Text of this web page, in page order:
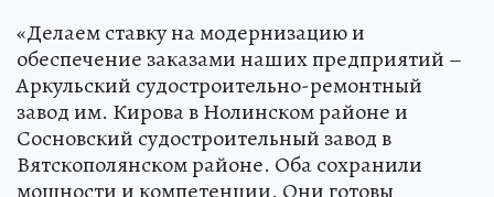
«Делаем ставку на модернизацию и
обеспечение заказами наших предприятий –
Аркульский судостроительно-ремонтный
завод им. Кирова в Нолинском районе и
Сосновский судостроительный завод в
Вятскополянском районе. Оба сохранили
мощности и компетенции. Они готовы